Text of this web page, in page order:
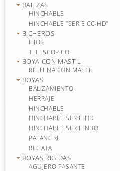
BALIZAS
HINCHABLE
HINCHABLE "SERIE CC-HD"
BICHEROS
FIJOS
TELESCOPICO
BOYA CON MASTIL
RELLENA CON MASTIL
BOYAS
BALIZAMIENTO
HERRAJE
HINCHABLE
HINCHABLE SERIE HD
HINCHABLE SERIE NBO
PALANGRE
REGATA
BOYAS RIGIDAS
AGUJERO PASANTE